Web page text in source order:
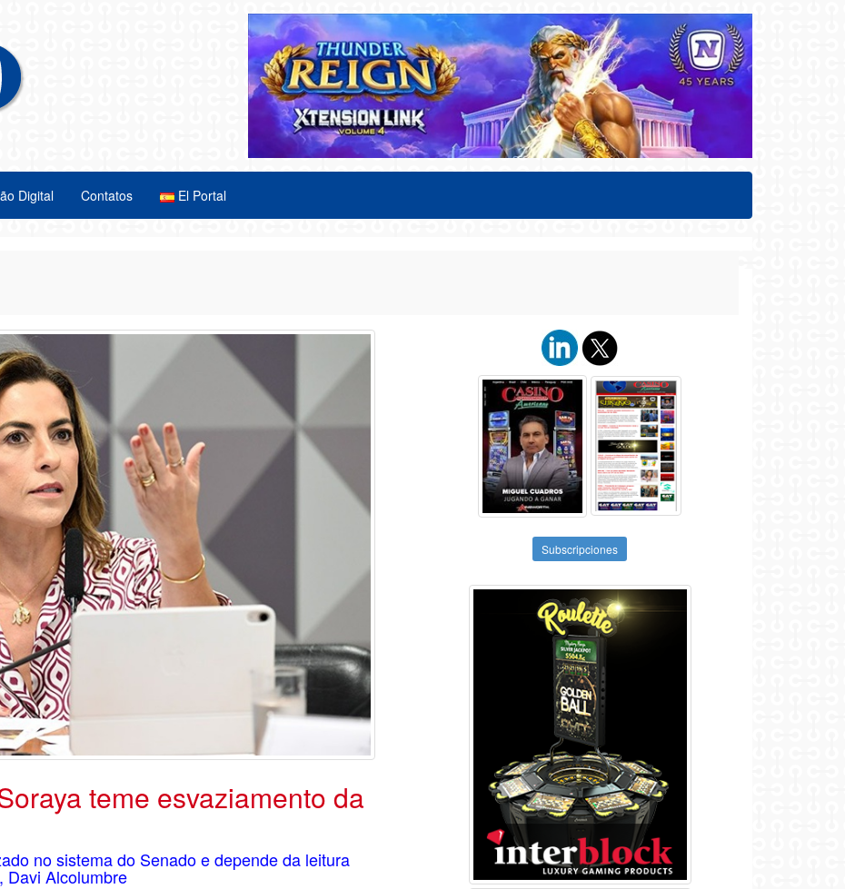
Digital Contatos El Portal
teme esvaziamento da
no sistema do Senado e depende da leitura
Davi Alcolumbre
Subscripciones